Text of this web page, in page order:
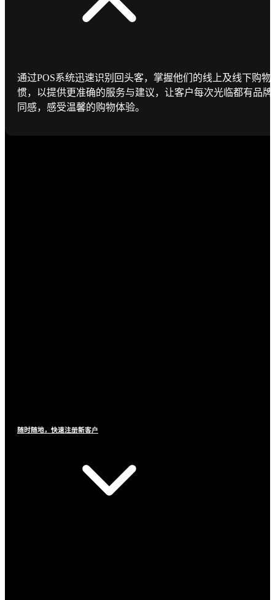
通过POS系统迅速识别回头客，掌握他们的线上及线下购物
惯，以提供更准确的服务与建议，让客户每次光临都有品牌
同感，感受温馨的购物体验。
随时随地，快速注册新客户